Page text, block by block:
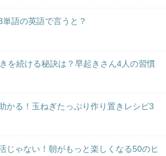
単語の英語で言うと？
を続ける秘訣は？早起きさん4人の習慣
かる！玉ねぎたっぷり作り置きレシピ3
じゃない！朝がもっと楽しくなる50のヒ